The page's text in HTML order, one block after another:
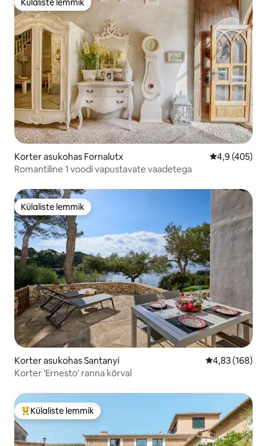
Külaliste lemmik
Külaliste lemmik
Korter asukohas Fornalutx Keskmine
4,9 (405)
Romantiline 1 voodi vapustavate vaadetega
Külaliste lemmik
Külaliste lemmik
Korter asukohas Santanyí Keskmine
4,83 (168)
Korter 'Ernesto' ranna kõrval
Külaliste suur lemmik
Külaliste lemmik